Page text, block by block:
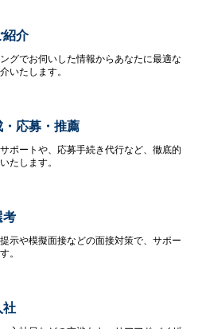
紹介
グでお伺いした情報からあなたに最適な
いたします。
・応募・推薦
ポートや、応募手続き代行など、徹底的
たします。
考
示や模擬面接などの面接対策で、サポー
。
社